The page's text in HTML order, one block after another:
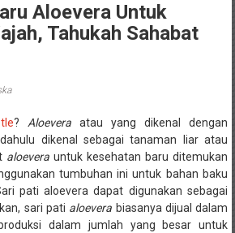
Aloevera Untuk
Tahukah Sahabat
? Aloevera atau yang dikenal dengan
dikenal sebagai tanaman liar atau
aloeverauntuk kesehatan baru ditemukan
tumbuhan ini untuk bahan baku
pati aloevera dapat digunakan sebagai
sari pati aloevera biasanya dijual dalam
dalam jumlah yang besar untuk